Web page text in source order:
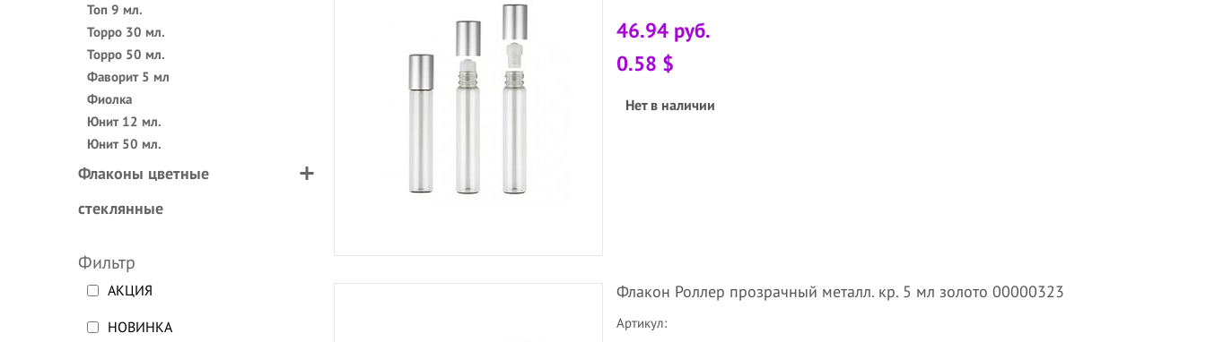
Топ 9 мл.
Торро 30 мл.
Торро 50 мл.
Фаворит 5 мл
Фиолка
Юнит 12 мл.
Юнит 50 мл.
Флаконы цветные
стеклянные
Фильтр
АКЦИЯ
НОВИНКА
46.94 руб.
0.58 $
Нет в наличии
Флакон Роллер прозрачный металл. кр. 5 мл золото 00000323
Артикул: